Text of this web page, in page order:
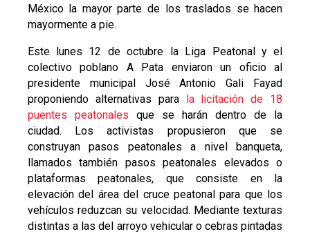
México la mayor parte de los traslados se hacen
mayormente a pie.
Este lunes 12 de octubre la Liga Peatonal y el
colectivo poblano A Pata enviaron un oficio al
presidente municipal José Antonio Gali Fayad
proponiendo alternativas para la licitación de 18
puentes peatonales que se harán dentro de la
ciudad. Los activistas propusieron que se
construyan pasos peatonales a nivel banqueta,
llamados también pasos peatonales elevados o
plataformas peatonales, que consiste en la
elevación del área del cruce peatonal para que los
vehículos reduzcan su velocidad. Mediante texturas
distintas a las del arroyo vehicular o cebras pintadas